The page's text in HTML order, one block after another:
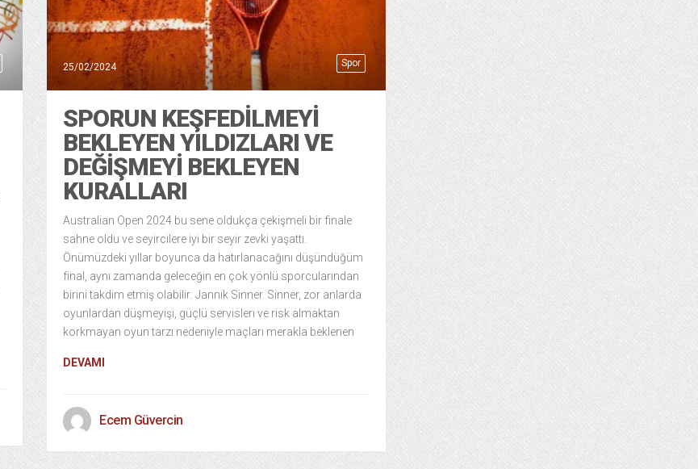
Spor
25/02/2024
SPORUN KEŞFEDILMEYI
BEKLEYEN YILDIZLARI VE
DEĞIŞMEYI BEKLEYEN
KURALLARI
Australian Open 2024 bu sene oldukça çekişmeli bir finale
sahne oldu ve seyircilere iyi bir seyir zevki yaşattı.
Önümüzdeki yıllar boyunca da hatırlanacağını düşündüğüm
final, aynı zamanda geleceğin en çok yönlü sporcularından
birini takdim etmiş olabilir: Jannik Sinner. Sinner, zor anlarda
oyunlardan düşmeyişi, güçlü servisleri ve risk almaktan
korkmayan oyun tarzı nedeniyle maçları merakla beklenen
DEVAMI
Ecem Güvercin